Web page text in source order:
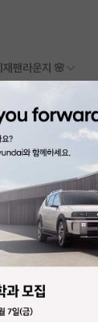
재팬라운지 🌸